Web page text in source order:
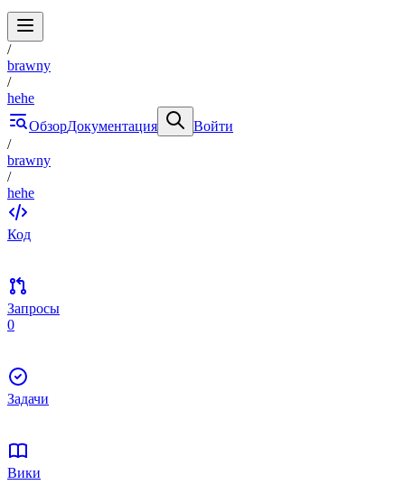
/
brawny
/
hehe
ОбзорДокументация
Войти
/
brawny
/
hehe
Код
Запросы
0
Задачи
Вики